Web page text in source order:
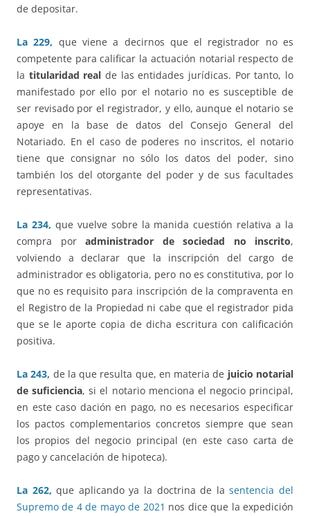
de depositar.
La 229, que viene a decirnos que el registrador no es
competente para calificar la actuación notarial respecto de
la titularidad real de las entidades jurídicas. Por tanto, lo
manifestado por ello por el notario no es susceptible de
ser revisado por el registrador, y ello, aunque el notario se
apoye en la base de datos del Consejo General del
Notariado. En el caso de poderes no inscritos, el notario
tiene que consignar no sólo los datos del poder, sino
también los del otorgante del poder y de sus facultades
representativas.
La 234, que vuelve sobre la manida cuestión relativa a la
compra por administrador de sociedad no inscrito,
volviendo a declarar que la inscripción del cargo de
administrador es obligatoria, pero no es constitutiva, por lo
que no es requisito para inscripción de la compraventa en
el Registro de la Propiedad ni cabe que el registrador pida
que se le aporte copia de dicha escritura con calificación
positiva.
La 243, de la que resulta que, en materia de juicio notarial
de suficiencia, si el notario menciona el negocio principal,
en este caso dación en pago, no es necesarios especificar
los pactos complementarios concretos siempre que sean
los propios del negocio principal (en este caso carta de
pago y cancelación de hipoteca).
La 262, que aplicando ya la doctrina de lasentencia del
Supremo de 4 de mayo de 2021 nos dice que la expedición